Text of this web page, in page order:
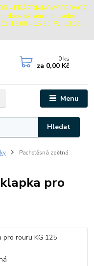
- PRÁZDNINOVÝ PROVOZ
doba skladu pro osobní
13:00 - 15:30, Pá: 13:00 -
Menu
Hledat
0 ks
za 0,00 Kč
Pachotěsná zpětná
pro